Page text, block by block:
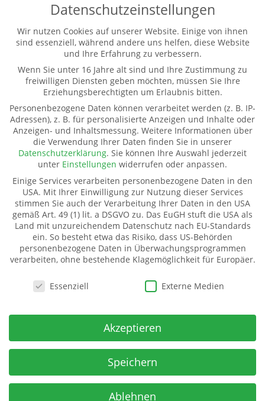
Dienstag - Mittwoch
9-12.00 und 13-16.00 Uhr (und nach Vereinbarung)
Weitere Informationen
Kontakt
Impressum
Datenschutz
Pate werden
Spenden
Mitglied werden
Kinderhilfe Westafrika e.V.
Kinderhilfe Westafrika e.V.
Dorfstraße 18 (Kahmer)
IBAN:
DE06 5009 2100 0001 7141 71
BIC: GENODE51BH2
Spar- u Kreditbank ev-freikirchl. Gemeinden
Datenschutzeinstellungen
Wir nutzen Cookies auf unserer Website. Einige von ihnen
sind essenziell, während andere uns helfen, diese Website
und Ihre Erfahrung zu verbessern.
Wenn Sie unter 16 Jahre alt sind und Ihre Zustimmung zu
freiwilligen Diensten geben möchten, müssen Sie Ihre
Erziehungsberechtigten um Erlaubnis bitten.
Personenbezogene Daten können verarbeitet werden (z. B. IP-
Adressen), z. B. für personalisierte Anzeigen und Inhalte oder
Anzeigen- und Inhaltsmessung. Weitere Informationen über
die Verwendung Ihrer Daten finden Sie in unserer
Datenschutzerklärung. Sie können Ihre Auswahl jederzeit
unter Einstellungen widerrufen oder anpassen.
Einige Services verarbeiten personenbezogene Daten in den
USA. Mit Ihrer Einwilligung zur Nutzung dieser Services
stimmen Sie auch der Verarbeitung Ihrer Daten in den USA
gemäß Art. 49 (1) lit. a DSGVO zu. Das EuGH stuft die USA als
Land mit unzureichendem Datenschutz nach EU-Standards
ein. So besteht etwa das Risiko, dass US-Behörden
personenbezogene Daten in Überwachungsprogrammen
verarbeiten, ohne bestehende Klagemöglichkeit für Europäer.
Datenschutzeinstellungen
Essenziell Externe Medien
Akzeptieren
Speichern
Ablehnen